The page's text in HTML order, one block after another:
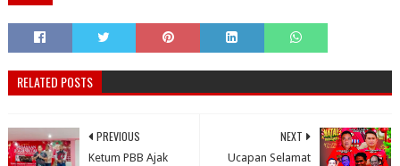
RELATED POSTS
NEXT
Ucapan Selamat
PREVIOUS
Ketum PBB Ajak